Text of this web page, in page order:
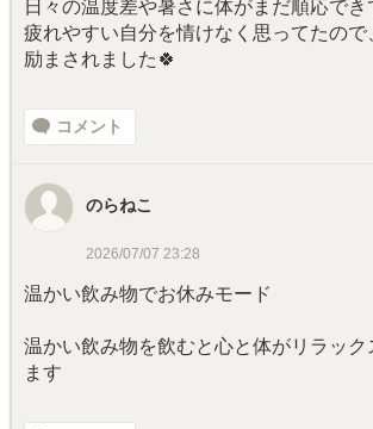
日々の温度差や暑さに体がまだ順応でき
疲れやすい自分を情けなく思ってたので
励まされました🍀
コメント
のらねこ
2026/07/07 23:28
温かい飲み物でお休みモード
温かい飲み物を飲むと心と体がリラック
ます